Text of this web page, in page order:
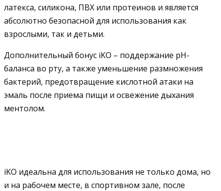
латекса, силикона, ПВХ или протеинов и является
абсолютно безопасной для использования как
взрослыми, так и детьми.
Дополнительный бонус iKO – поддержание рН-
баланса во рту, а также уменьшение размножения
бактерий, предотвращение кислотной атаки на
эмаль после приема пищи и освежение дыхания
ментолом.
iKO идеальна для использования не только дома, но
и на рабочем месте, в спортивном зале, после